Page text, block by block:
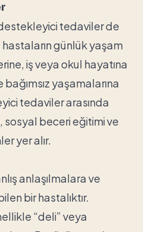
tedaviler de
günlük yaşam
iş veya okul hayatına
yaşamalarına
tedaviler arasında
beceri eğitimi ve
yer alır.
anlaşılmalara ve
bir hastalıktır.
“deli” veya